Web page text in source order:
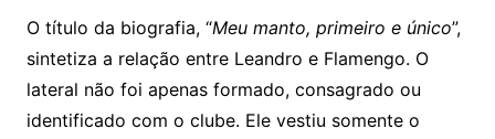
O título da biografia, “Meu manto, primeiro e único”,
sintetiza a relação entre Leandro e Flamengo. O
lateral não foi apenas formado, consagrado ou
identificado com o clube. Ele vestiu somente o